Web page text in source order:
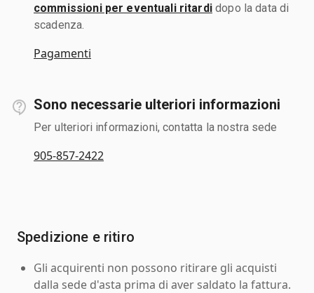
commissioni per eventuali ritardidopo la data di
scadenza.
Pagamenti
Sono necessarie ulteriori informazioni
Per ulteriori informazioni, contatta la nostra sede
905-857-2422
Spedizione e ritiro
Gli acquirenti non possono ritirare gli acquisti
dalla sede d'asta prima di aver saldato la fattura.